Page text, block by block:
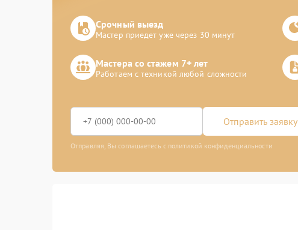
Срочный выезд
Мастер приедет уже через 30 минут
Мастера со стажем 7+ лет
Работаем с техникой любой сложности
Отправить заявку
Отправляя, Вы соглашаетесь с политикой конфиденциальности